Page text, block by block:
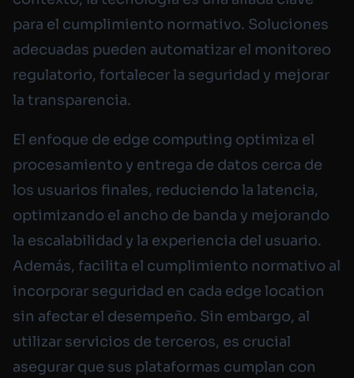
para el cumplimiento normativo. Soluciones
adecuadas pueden automatizar el monitoreo
regulatorio, fortalecer la seguridad y mejorar
la transparencia.
El enfoque de edge computing optimiza el
procesamiento y entrega de datos cerca de
los usuarios finales, reduciendo la latencia,
optimizando el ancho de banda y mejorando
la escalabilidad y la experiencia del usuario.
Además, facilita el cumplimiento normativo al
incorporar seguridad en cada edge location
sin afectar el desempeño. Sin embargo, al
utilizar servicios de terceros, es crucial
asegurar que sus plataformas cumplan con